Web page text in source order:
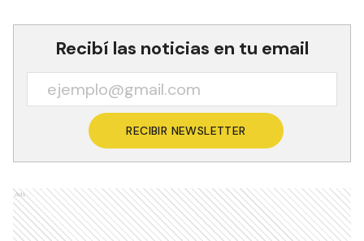
Recibí las noticias en tu email
RECIBIR NEWSLETTER
Ads